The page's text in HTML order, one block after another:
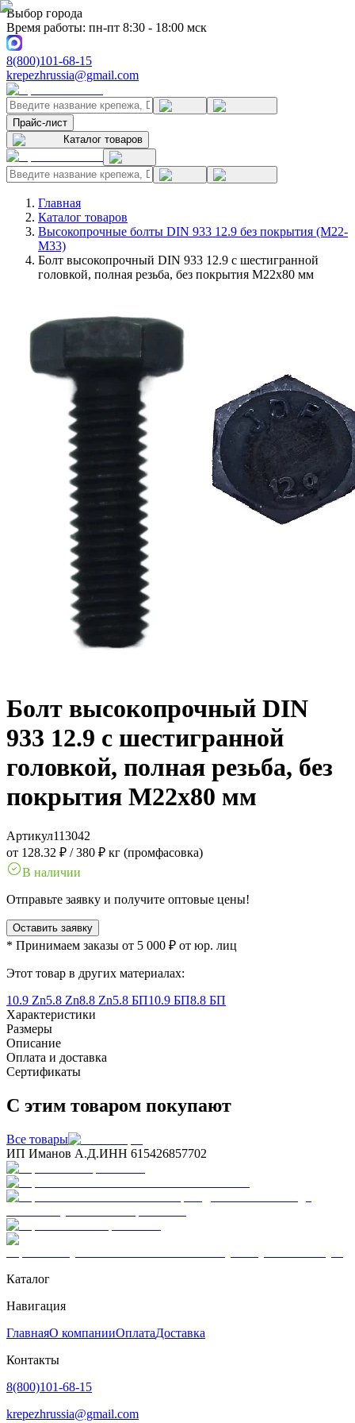
Выбор города
Время работы: пн-пт 8:30 - 18:00 мск
8(800)101-68-15
krepezhrussia@gmail.com
Прайс-лист
Каталог товаров
Главная
Каталог товаров
Высокопрочные болты DIN 933 12.9 без покрытия (M22-
M33)
Болт высокопрочный DIN 933 12.9 с шестигранной
головкой, полная резьба, без покрытия M22x80 мм
Болт высокопрочный DIN
933 12.9 с шестигранной
головкой, полная резьба, без
покрытия M22x80 мм
Артикул113042
от 128.32 ₽ /380 ₽ кг (промфасовка)
В наличии
Отправьте заявку и получите оптовые цены!
Оставить заявку
* Принимаем заказы от 5 000 ₽ от юр. лиц
Этот товар в других материалах:
10.9 Zn5.8 Zn8.8 Zn5.8 БП10.9 БП8.8 БП
Характеристики
Размеры
Описание
Оплата и доставка
Сертификаты
С этим товаром покупают
Все товары
ИП Иманов А.Д.ИНН 615426857702
Каталог
Навигация
ГлавнаяО компанииОплатаДоставка
Контакты
8(800)101-68-15
krepezhrussia@gmail.com